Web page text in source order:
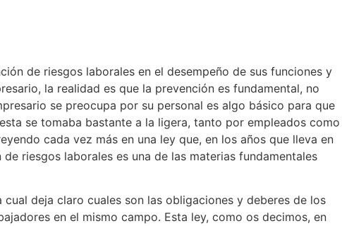
de riesgos laborales en el desempeño de sus funciones y
la realidad es que la prevención es fundamental, no
se preocupa por su personal es algo básico para que
se tomaba bastante a la ligera, tanto por empleados como
cada vez más en una ley que, en los años que lleva en
riesgos laborales es una de las materias fundamentales
cual deja claro cuales son las obligaciones y deberes de los
en el mismo campo. Esta ley, como os decimos, en